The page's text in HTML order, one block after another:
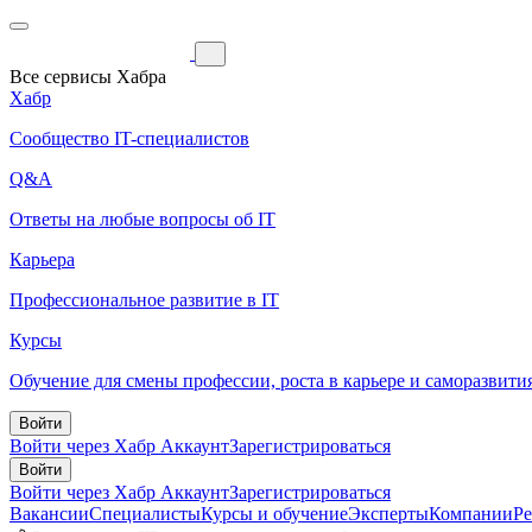
Все сервисы Хабра
Хабр
Сообщество IT-специалистов
Q&A
Ответы на любые вопросы об IT
Карьера
Профессиональное развитие в IT
Курсы
Обучение для смены профессии, роста в карьере и
Войти
Войти через Хабр АккаунтЗарегистрироваться
Войти
Войти через Хабр АккаунтЗарегистрироваться
ВакансииСпециалистыКурсы и обучениеЭкспертыКомпании